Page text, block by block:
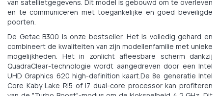
van satellietgegevens. Dit model is gebouwd om te overleven
en te communiceren met toegankelijke en goed beveiligde
poorten.
De Getac B300 is onze bestseller. Het is volledig gehard en
combineert de kwaliteiten van zijn modellenfamilie met unieke
mogelijkheden. Het in zonlicht afleesbare scherm dankzij
QuadraClear-technologie wordt aangedreven door een Intel
UHD Graphics 620 high-definition kaart.De 8e generatie Intel
Core Kaby Lake Ri5 of i7 dual-core processor kan profiteren